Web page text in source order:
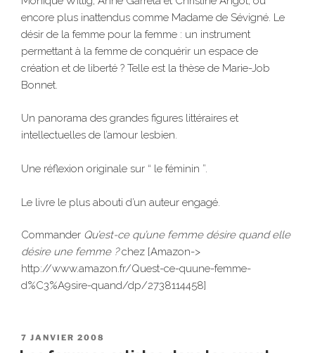
encore plus inattendus comme Madame de Sévigné. Le
désir de la femme pour la femme : un instrument
permettant à la femme de conquérir un espace de
création et de liberté ? Telle est la thèse de Marie-Job
Bonnet.
Un panorama des grandes figures littéraires et
intellectuelles de l’amour lesbien.
Une réflexion originale sur “ le féminin ”.
Le livre le plus abouti d’un auteur engagé.
Commander Qu’est-ce qu’une femme désire quand elle
désire une femme ?chez [Amazon->
http://www.amazon.fr/Quest-ce-quune-femme-
d%C3%A9sire-quand/dp/2738114458]
PUBLIÉ
LE
7 JANVIER 2008